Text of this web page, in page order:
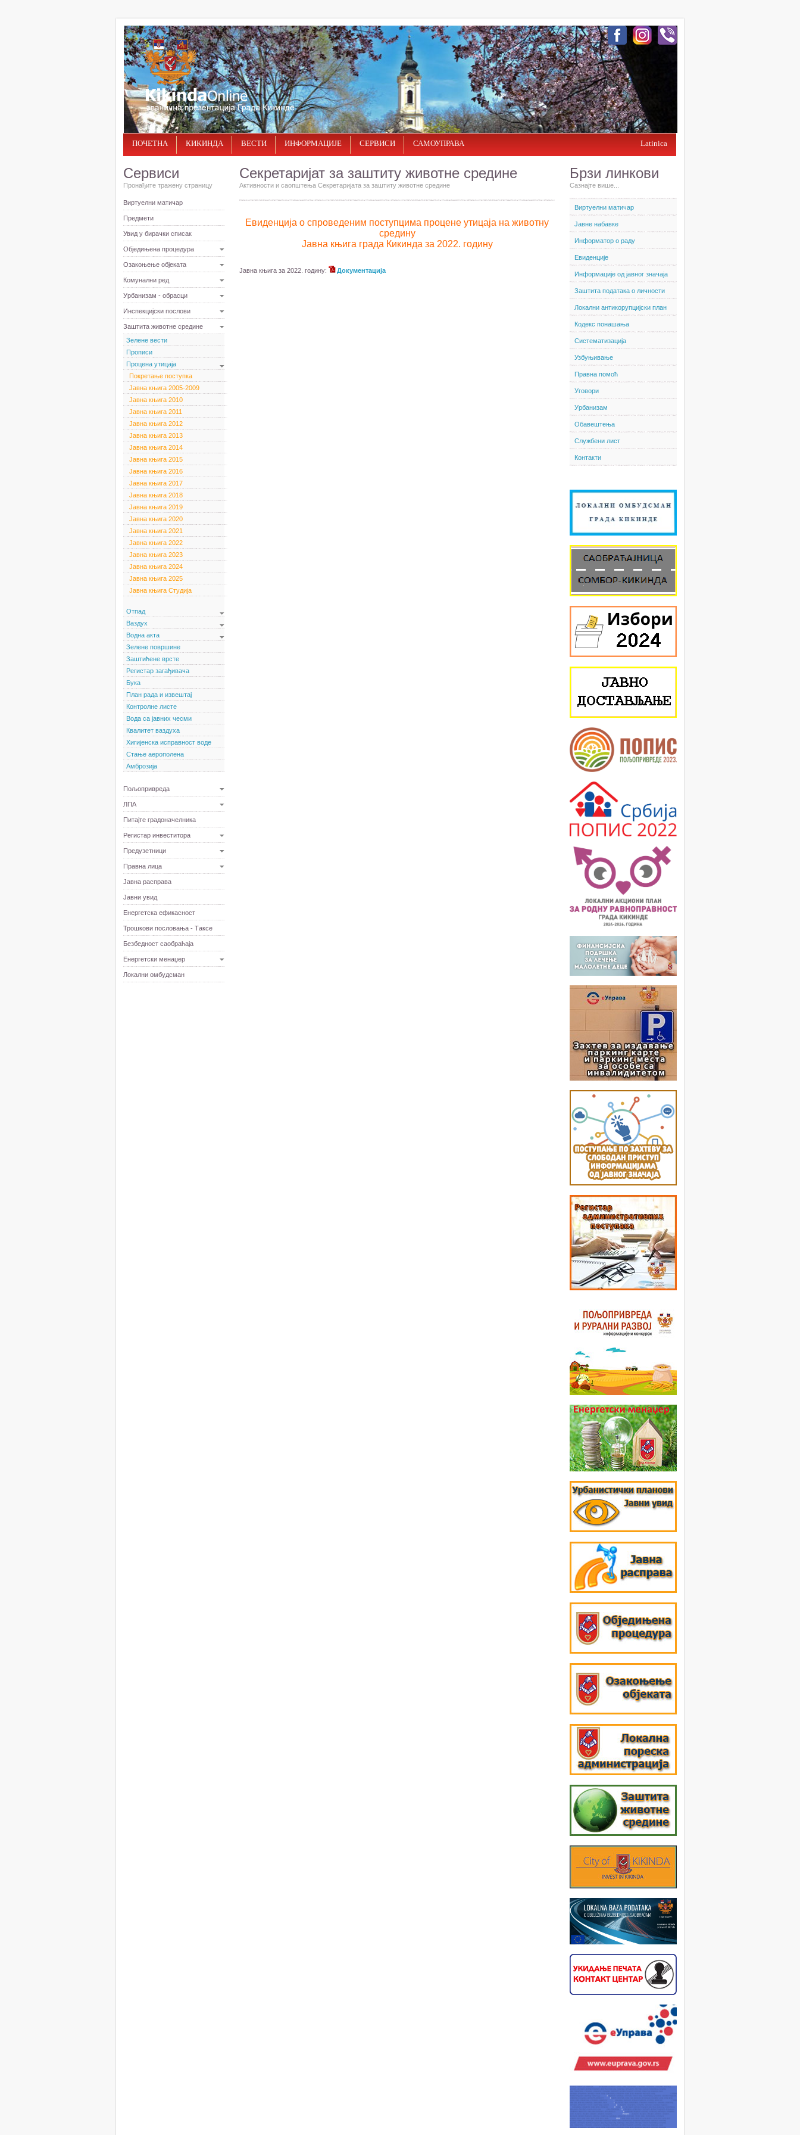
ПОЧЕТНА КИКИНДА ВЕСТИ ИНФОРМАЦИЈЕ СЕРВИСИ САМОУПРАВА Latinica
Сервиси
Пронађите тражену страницу
Виртуелни матичар
Предмети
Увид у бирачки списак
Обједињена процедура
Озакоњење објеката
Комунални ред
Урбанизам - обрасци
Инспекцијски послови
Заштита животне средине
Зелене вести
Прописи
Процена утицаја
Покретање поступка
Јавна књига 2005-2009
Јавна књига 2010
Јавна књига 2011
Јавна књига 2012
Јавна књига 2013
Јавна књига 2014
Јавна књига 2015
Јавна књига 2016
Јавна књига 2017
Јавна књига 2018
Јавна књига 2019
Јавна књига 2020
Јавна књига 2021
Јавна књига 2022
Јавна књига 2023
Јавна књига 2024
Јавна књига 2025
Јавна књига Студија
Отпад
Ваздух
Водна акта
Зелене површине
Заштићене врсте
Регистар загађивача
Бука
План рада и извештај
Контролне листе
Вода са јавних чесми
Квалитет ваздуха
Хигијенска исправност воде
Стање аерополена
Амброзија
Пољопривреда
ЛПА
Питајте градоначелника
Регистар инвеститора
Предузетници
Правна лица
Јавна расправа
Јавни увид
Енергетска ефикасност
Трошкови пословања - Таксе
Безбедност саобраћаја
Енергетски менаџер
Локални омбудсман
Секретаријат за заштиту животне средине
Активности и саопштења Секретаријата за заштиту животне средине
Евиденција о спроведеним поступцима процене утицаја на животну
средину
Јавна књига града Кикинда за 2022. годину
Јавна књига за 2022. годину: Документација
Брзи линкови
Сазнајте више...
Виртуелни матичар
Јавне набавке
Информатор о раду
Евиденције
Информације од јавног значаја
Заштита података о личности
Локални антикорупцијски план
Кодекс понашања
Систематизација
Узбуњивање
Правна помоћ
Уговори
Урбанизам
Обавештења
Службени лист
Контакти